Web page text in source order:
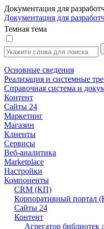
Документация для
Документация для
Темная тема
Основные сведения
Реализация и системные
Справочная система и
Контент
Сайты 24
Маркетинг
Магазин
Клиенты
Сервисы
Веб-аналитика
Marketplace
Настройки
Компоненты
CRM (КП)
Корпоративный портал
Сайты 24
Контент
Агрегатор